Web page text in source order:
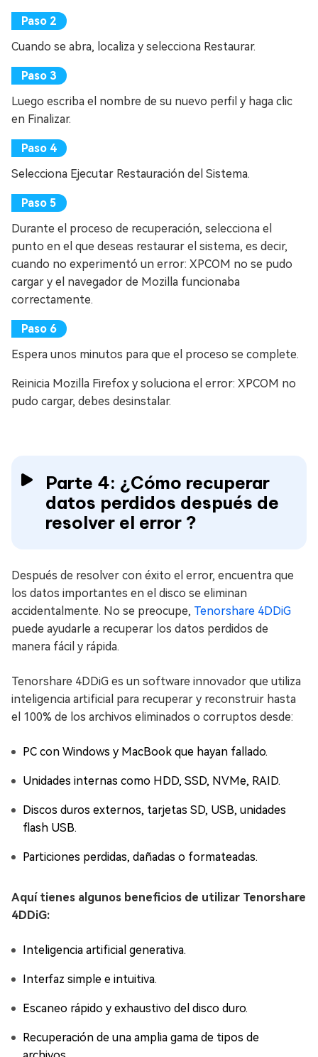
Cuando se abra, localiza y selecciona Restaurar.
Luego escriba el nombre de su nuevo perfil y haga clic
en Finalizar.
Selecciona Ejecutar Restauración del Sistema.
Durante el proceso de recuperación, selecciona el
punto en el que deseas restaurar el sistema, es decir,
cuando no experimentó un error: XPCOM no se pudo
cargar y el navegador de Mozilla funcionaba
correctamente.
Espera unos minutos para que el proceso se complete.
Reinicia Mozilla Firefox y soluciona el error: XPCOM no
pudo cargar, debes desinstalar.
Parte 4: ¿Cómo recuperar
datos perdidos después de
resolver el error ?
Después de resolver con éxito el error, encuentra que
los datos importantes en el disco se eliminan
accidentalmente. No se preocupe, Tenorshare 4DDiG
puede ayudarle a recuperar los datos perdidos de
manera fácil y rápida.
Tenorshare 4DDiG es un software innovador que utiliza
inteligencia artificial para recuperar y reconstruir hasta
el 100% de los archivos eliminados o corruptos desde:
PC con Windows y MacBook que hayan fallado.
Unidades internas como HDD, SSD, NVMe, RAID.
Discos duros externos, tarjetas SD, USB, unidades
flash USB.
Particiones perdidas, dañadas o formateadas.
Aquí tienes algunos beneficios de utilizar Tenorshare
4DDiG:
Inteligencia artificial generativa.
Interfaz simple e intuitiva.
Escaneo rápido y exhaustivo del disco duro.
Recuperación de una amplia gama de tipos de